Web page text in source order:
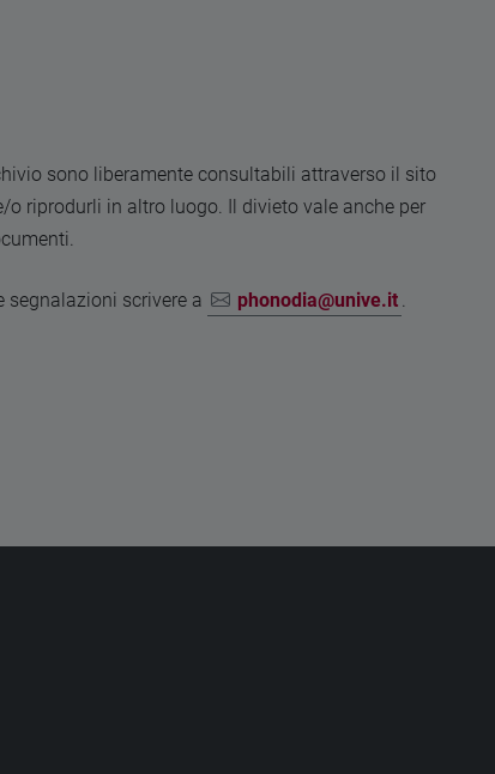
sono liberamente consultabili attraverso il sito
o riprodurli in altro luogo. Il divieto vale anche per
segnalazioni scrivere a phonodia@unive.it .